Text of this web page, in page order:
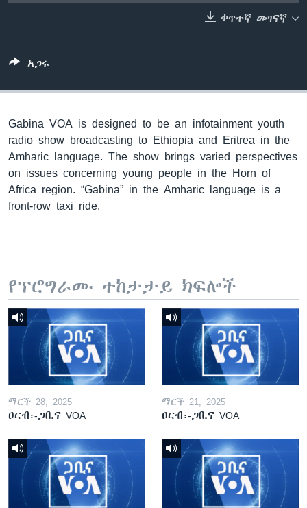
ቀጥተኛ መገናኛ
አጋሩ
Gabina VOA is designed to be an infotainment youth
radio show broadcasting to Ethiopia and Eritrea in the
Amharic language. The show brings varied perspectives
on issues concerning young people in the Horn of
Africa region. “Gabina” in the Amharic language is a
front-row taxi ride.
የፕሮግራሙ ተከታታይ ክፍሎች
ማርች 28, 2025
ዐርብ፡-ጋቢና VOA
ማርች 21, 2025
ዐርብ፡-ጋቢና VOA